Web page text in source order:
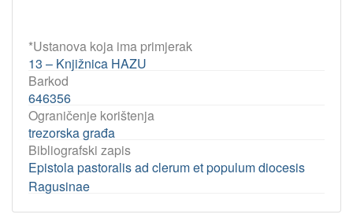
*Ustanova koja ima primjerak
13 – Knjižnica HAZU
Barkod
646356
Ograničenje korištenja
trezorska građa
Bibliografski zapis
Epistola pastoralis ad clerum et populum diocesis
Ragusinae